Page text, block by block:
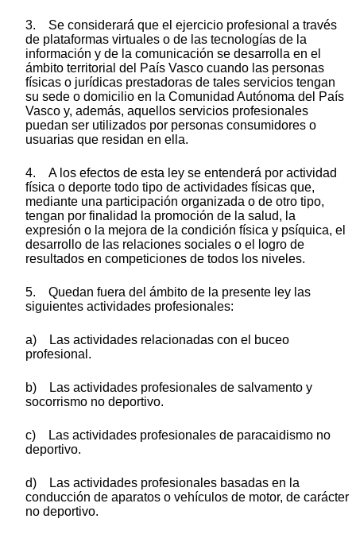
3. Se considerará que el ejercicio profesional a través
de plataformas virtuales o de las tecnologías de la
información y de la comunicación se desarrolla en el
ámbito territorial del País Vasco cuando las personas
físicas o jurídicas prestadoras de tales servicios tengan
su sede o domicilio en la Comunidad Autónoma del País
Vasco y, además, aquellos servicios profesionales
puedan ser utilizados por personas consumidores o
usuarias que residan en ella.
4. A los efectos de esta ley se entenderá por actividad
física o deporte todo tipo de actividades físicas que,
mediante una participación organizada o de otro tipo,
tengan por finalidad la promoción de la salud, la
expresión o la mejora de la condición física y psíquica, el
desarrollo de las relaciones sociales o el logro de
resultados en competiciones de todos los niveles.
5. Quedan fuera del ámbito de la presente ley las
siguientes actividades profesionales:
a) Las actividades relacionadas con el buceo
profesional.
b) Las actividades profesionales de salvamento y
socorrismo no deportivo.
c) Las actividades profesionales de paracaidismo no
deportivo.
d) Las actividades profesionales basadas en la
conducción de aparatos o vehículos de motor, de carácter
no deportivo.